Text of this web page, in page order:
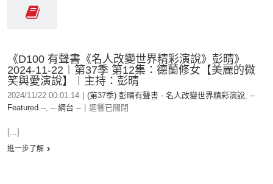
《D100 有聲書《名人改變世界精彩演說》彭晴》
2024-11-22︱第37季 第12集：德蘭修女【美麗的微
笑與愛演說】︱主持：彭晴
2024/11/22 00:01:14 (第37季) 彭晴有聲書 - 名人改變世界精彩演說, --
Featured --, -- 網台 -- 迴響已關閉
[...]
進一步了解